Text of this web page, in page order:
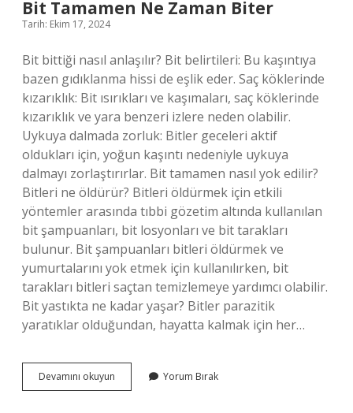
Bit Tamamen Ne Zaman Biter
Tarih: Ekim 17, 2024
Bit bittiği nasıl anlaşılır? Bit belirtileri: Bu kaşıntıya
bazen gıdıklanma hissi de eşlik eder. Saç köklerinde
kızarıklık: Bit ısırıkları ve kaşımaları, saç köklerinde
kızarıklık ve yara benzeri izlere neden olabilir.
Uykuya dalmada zorluk: Bitler geceleri aktif
oldukları için, yoğun kaşıntı nedeniyle uykuya
dalmayı zorlaştırırlar. Bit tamamen nasıl yok edilir?
Bitleri ne öldürür? Bitleri öldürmek için etkili
yöntemler arasında tıbbi gözetim altında kullanılan
bit şampuanları, bit losyonları ve bit tarakları
bulunur. Bit şampuanları bitleri öldürmek ve
yumurtalarını yok etmek için kullanılırken, bit
tarakları bitleri saçtan temizlemeye yardımcı olabilir.
Bit yastıkta ne kadar yaşar? Bitler parazitik
yaratıklar olduğundan, hayatta kalmak için her…
Devamını okuyun
Tamamen
Yorum Bırak